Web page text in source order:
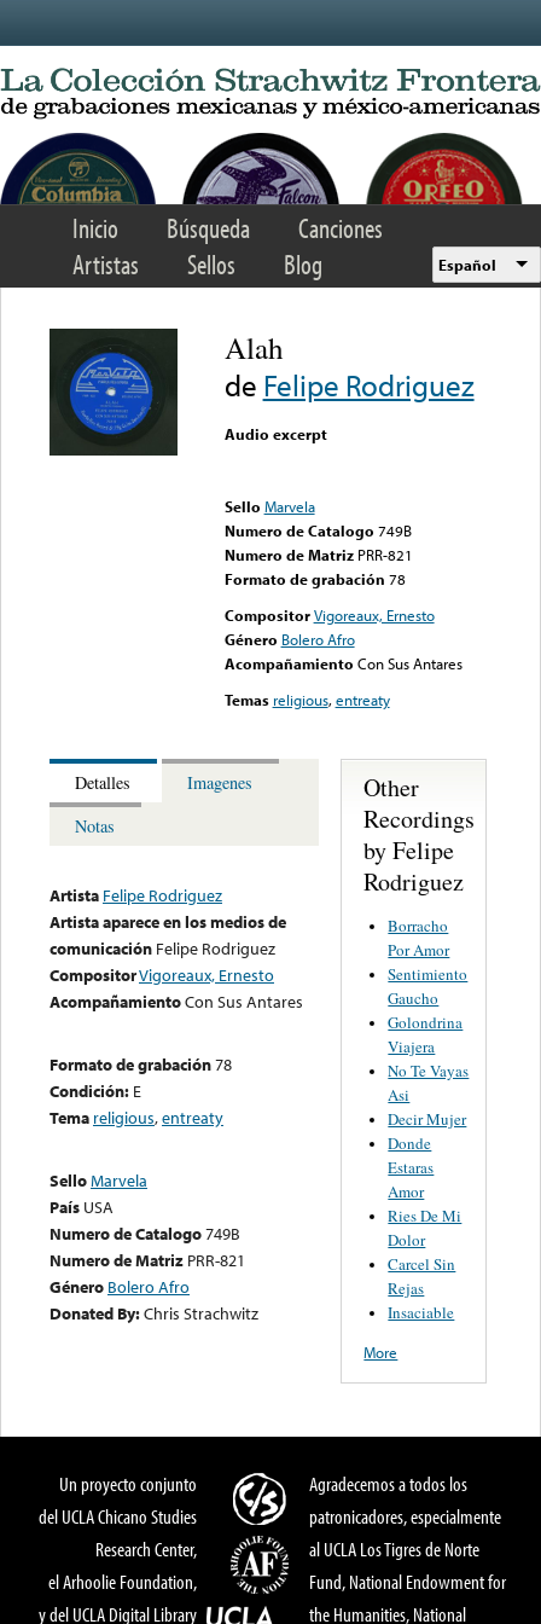
Inicio Búsqueda
Canciones
Artistas
Sellos Blog Español
Alah
de Felipe Rodriguez
Audio excerpt
Sello Marvela
Numero de Catalogo 749B
Numero de Matriz PRR-821
Formato de grabación 78
Compositor Vigoreaux, Ernesto
Género Bolero Afro
Acompañamiento Con Sus Antares
Temas religious,entreaty
Detalles
Imagenes
Notas
Artista Felipe Rodriguez
Artista aparece en los medios de
comunicación Felipe Rodriguez
CompositorVigoreaux, Ernesto
AcompañamientoCon Sus Antares
Formato de grabación78
Condición: E
Tema religious,entreaty
SelloMarvela
País USA
Numero de Catalogo749B
Numero de Matriz PRR-821
Género Bolero Afro
Donated By:Chris Strachwitz
Other
Recordings
by Felipe
Rodriguez
Borracho
Por Amor
Sentimiento
Gaucho
Golondrina
Viajera
No Te Vayas
Asi
Decir Mujer
Donde
Estaras
Amor
Ries De Mi
Dolor
Carcel Sin
Rejas
Insaciable
More
Un proyecto conjunto
del UCLA Chicano Studies
Research Center,
el Arhoolie Foundation,
y del UCLA Digital Library
Agradecemos a todos los
patronicadores, especialmente
al UCLA Los Tigres de Norte
Fund, National Endowment for
the Humanities, National